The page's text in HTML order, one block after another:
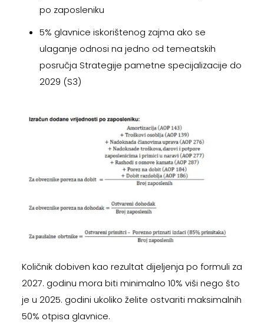
po zaposleniku
5% glavnice iskorištenog zajma ako se
ulaganje odnosi na jedno od temeatskih
posručja Strategije pametne specijalizacije do
2029 (S3)
Količnik dobiven kao rezultat dijeljenja po formuli za
2027. godinu mora biti minimalno 10% viši nego što
je u 2025. godini ukoliko želite ostvariti maksimalnih
50% otpisa glavnice.